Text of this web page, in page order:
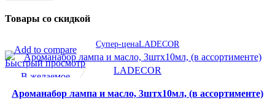
Товары со скидкой
Супер-ценаLADECOR
Add to compare
Быстрый просмотр
В желаемое
Ароманабор лампа и масло, 3штx10мл, (в ассортименте)